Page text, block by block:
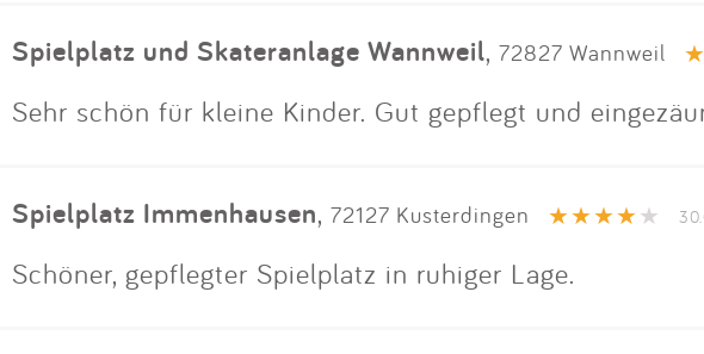
Spielplatz und Skateranlage Wannweil, 72827 Wannweil
Sehr schön für kleine Kinder. Gut gepflegt und
Spielplatz Immenhausen, 72127 Kusterdingen
Schöner, gepflegter Spielplatz in ruhiger Lage.